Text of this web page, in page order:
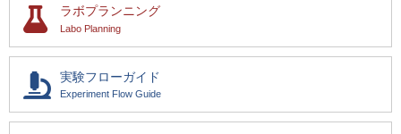
ラボプランニング
Labo Planning
実験フローガイド
Experiment Flow Guide